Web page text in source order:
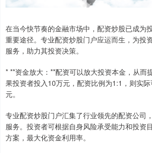
在当今快节奏的金融市场中，配资炒股已成为
重要途径。专业配资炒股门户应运而生，为投
服务，助力其投资决策。
* **资金放大：**配资可以放大投资本金，从而
果投资者投入10万元，配资比例为1:1，则实
元。
专业配资炒股门户汇集了行业领先的配资公司
服务。投资者可根据自身风险承受能力和投资
方案，最大化资金利用率。